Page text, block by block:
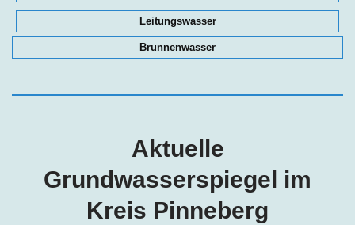
Leitungswasser
Brunnenwasser
Aktuelle
Grundwasserspiegel im
Kreis Pinneberg